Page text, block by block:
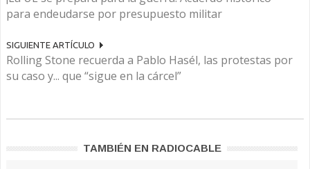
para endeudarse por presupuesto militar
SIGUIENTE ARTÍCULO
Rolling Stone recuerda a Pablo Hasél, las protestas por
su caso y... que “sigue en la cárcel”
TAMBIÉN EN RADIOCABLE